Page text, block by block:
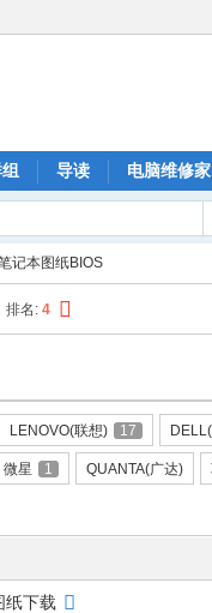
导读 电脑维修
记本图纸BIOS
排名: 4
LENOVO(联想) 17
微星 1 QUANTA(广达)
纸下载